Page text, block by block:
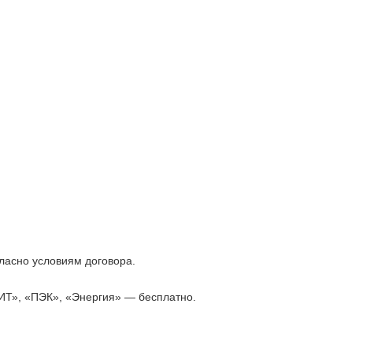
условиям договора.
«ПЭК», «Энергия» — бесплатно.